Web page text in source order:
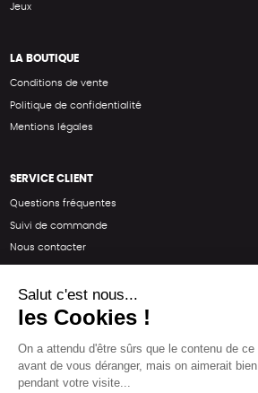
Jeux
LA BOUTIQUE
Conditions de vente
Politique de confidentialité
Mentions légales
SERVICE CLIENT
Questions fréquentes
Suivi de commande
Nous contacter
SUIVEZ-NOUS